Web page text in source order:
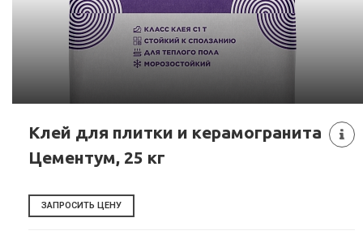
Клей для плитки и керамогранита
Цементум, 25 кг
ЗАПРОСИТЬ ЦЕНУ